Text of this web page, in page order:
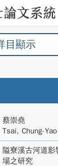
目顯示
蔡崇堯
Tsai, Chung-Yao
隘寮溪古河道
場之研究